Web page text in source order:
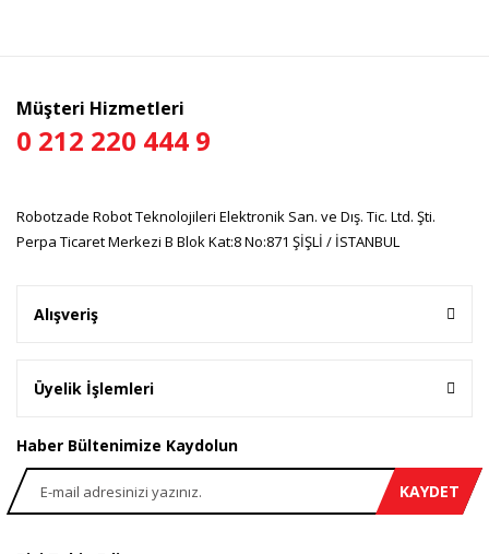
Müşteri Hizmetleri
0 212 220 444 9
Robotzade Robot Teknolojileri Elektronik San. ve Dış. Tic. Ltd. Şti.
Perpa Ticaret Merkezi B Blok Kat:8 No:871 ŞİŞLİ / İSTANBUL
Alışveriş
Üyelik İşlemleri
Haber Bültenimize Kaydolun
KAYDET